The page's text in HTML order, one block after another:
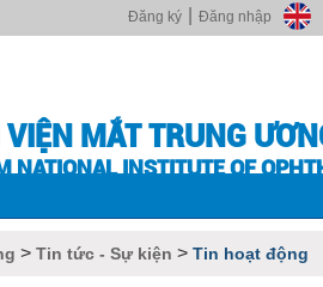
Đăng nhập
Đăng ký
VIỆN MẮT TRUNG
NATIONAL INSTITUTE OF
> Tin tức - Sự kiện > Tin hoạt động